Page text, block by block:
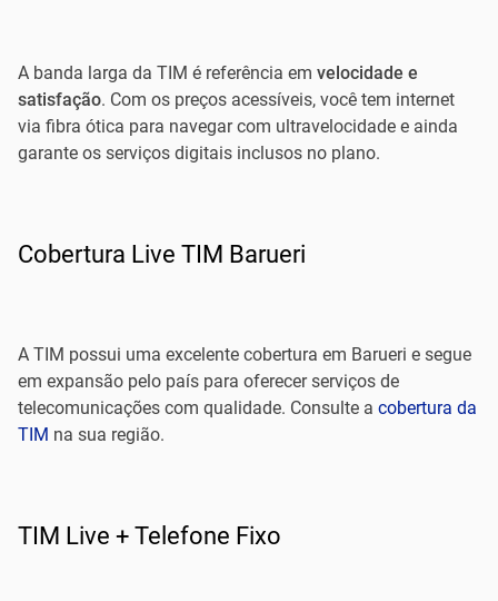
A banda larga da TIM é referência em velocidade e
satisfação. Com os preços acessíveis, você tem internet
via fibra ótica para navegar com ultravelocidade e ainda
garante os serviços digitais inclusos no plano.
Cobertura Live TIM Barueri
A TIM possui uma excelente cobertura em Barueri e segue
em expansão pelo país para oferecer serviços de
telecomunicações com qualidade. Consulte a cobertura da
TIM na sua região.
TIM Live + Telefone Fixo